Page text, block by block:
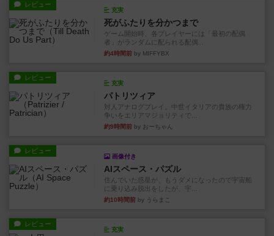
レビュー
充実
死がふたりを分かつまで
ゲーム開始時、各プレイヤーには「最初の配偶
者」がランダムに配られる配偶...
約4時間前 by MIFFYBX
レビュー
充実
パトリツィア
対人アナログプレイ。中世イタリアの貴族の権力
争いをエリアマジョリティで...
約9時間前 by おーちゃん
レビュー
画像付き
AIスペース・パズル
住んでいた惑星が、もうダメになったので宇宙船
に乗り込み脱出をしたが、宇...
約10時間前 by うらまこ
レビュー
充実